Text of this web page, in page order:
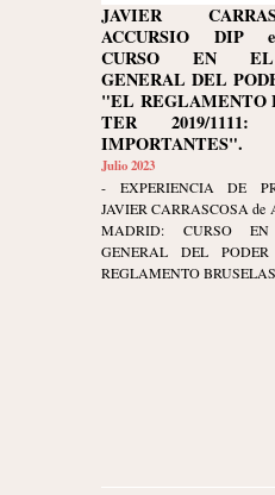
JAVIER
ACCURSIO DIP
CURSO EN EL
GENERAL DEL
"EL REGLAMENTO
TER 2019/1111:
IMPORTANTES".
Julio 2023
- EXPERIENCIA DE
JAVIER CARRASCOSA de
MADRID: CURSO
GENERAL DEL
REGLAMENTO